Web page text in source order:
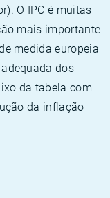
O IPC é muitas
mais importante
medida europeia
dos
da tabela com
da inflação